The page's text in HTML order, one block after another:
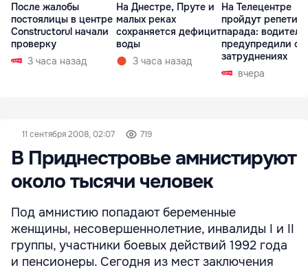
После жалобы
постоялицы в центре
Constructorul начали
проверку
3 часа назад
На Днестре, Пруте и
малых реках
сохраняется дефицит
воды
3 часа назад
На Телецентре
пройдут
парада:
предупредили о
затруднениях
вчера
11 сентября 2008, 02:07 719
В Приднестровье амнистируют
около тысячи человек
Под амнистию попадают беременные
женщины, несовершеннолетние, инвалиды I и II
группы, участники боевых действий 1992 года
и пенсионеры. Сегодня из мест заключения